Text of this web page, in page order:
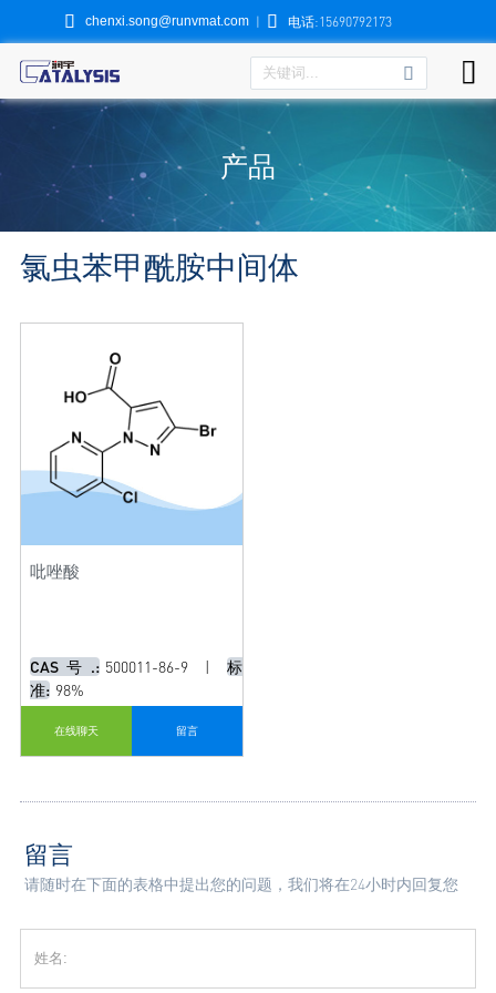
 chenxi.song@runvmat.com |  电话:15690792173

产品
氯虫苯甲酰胺中间体
吡唑酸
CAS号.: 500011-86-9 |
标
准: 98%
在线聊天 留言
留言
请随时在下面的表格中提出您的问题，我们将在24小时内回复您